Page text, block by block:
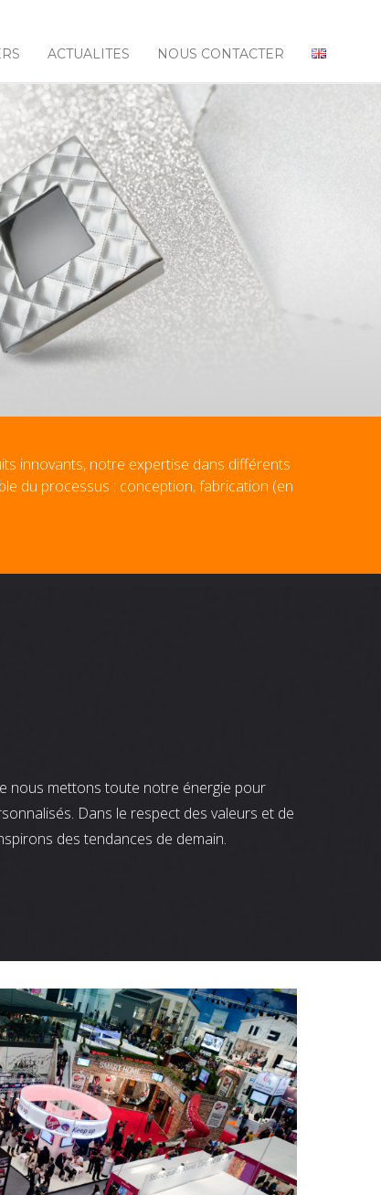
ACTUALITES NOUS CONTACTER
innovants, notre expertise dans différents
du processus : conception, fabrication (en
nous mettons toute notre énergie pour
Dans le respect des valeurs et de
des tendances de demain.